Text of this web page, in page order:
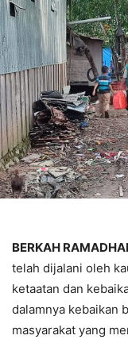
BERKAH
telah dijalani oleh
ketaatan dan
dalamnya kebaikan
masyarakat yang